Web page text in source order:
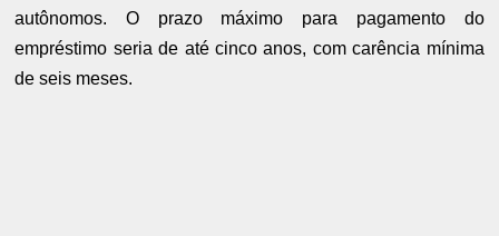
autônomos. O prazo máximo para pagamento do
empréstimo seria de até cinco anos, com carência mínima
de seis meses.